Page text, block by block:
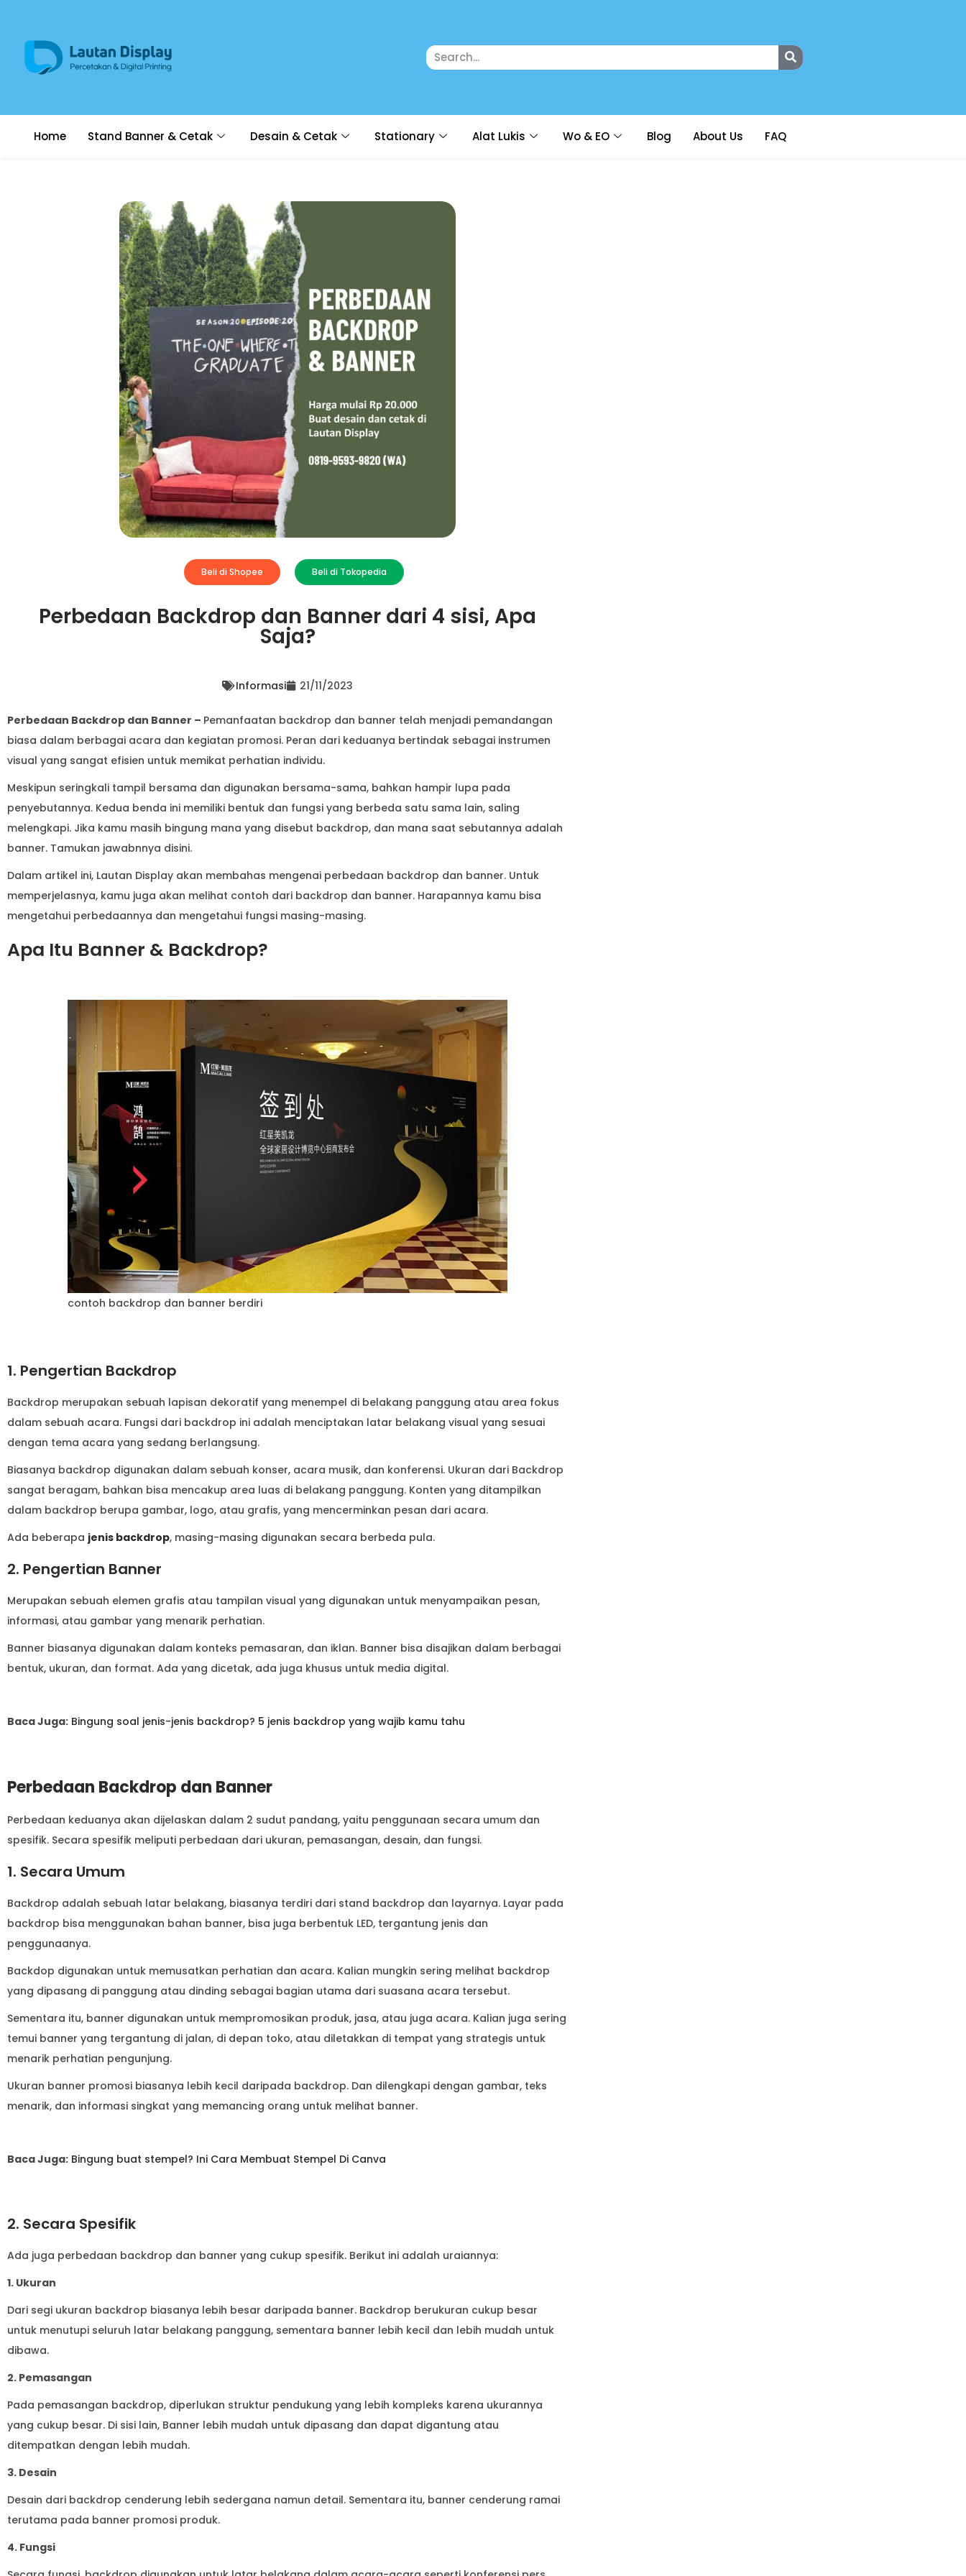
Home Stand Banner & Cetak Desain & Cetak Stationary Alat Lukis Wo & EO Blog About Us FAQ
Beli di Shopee Beli di Tokopedia
Perbedaan Backdrop dan Banner dari 4 sisi, Apa
Saja?
Informasi 21/11/2023
Perbedaan Backdrop dan Banner – Pemanfaatan backdrop dan banner telah menjadi pemandangan
biasa dalam berbagai acara dan kegiatan promosi. Peran dari keduanya bertindak sebagai instrumen
visual yang sangat efisien untuk memikat perhatian individu.
Meskipun seringkali tampil bersama dan digunakan bersama-sama, bahkan hampir lupa pada
penyebutannya. Kedua benda ini memiliki bentuk dan fungsi yang berbeda satu sama lain, saling
melengkapi. Jika kamu masih bingung mana yang disebut backdrop, dan mana saat sebutannya adalah
banner. Tamukan jawabnnya disini.
Dalam artikel ini, Lautan Display akan membahas mengenai perbedaan backdrop dan banner. Untuk
memperjelasnya, kamu juga akan melihat contoh dari backdrop dan banner. Harapannya kamu bisa
mengetahui perbedaannya dan mengetahui fungsi masing-masing.
Apa Itu Banner & Backdrop?
contoh backdrop dan banner berdiri
1. Pengertian Backdrop
Backdrop merupakan sebuah lapisan dekoratif yang menempel di belakang panggung atau area fokus
dalam sebuah acara. Fungsi dari backdrop ini adalah menciptakan latar belakang visual yang sesuai
dengan tema acara yang sedang berlangsung.
Biasanya backdrop digunakan dalam sebuah konser, acara musik, dan konferensi. Ukuran dari Backdrop
sangat beragam, bahkan bisa mencakup area luas di belakang panggung. Konten yang ditampilkan
dalam backdrop berupa gambar, logo, atau grafis, yang mencerminkan pesan dari acara.
Ada beberapa jenis backdrop, masing-masing digunakan secara berbeda pula.
2. Pengertian Banner
Merupakan sebuah elemen grafis atau tampilan visual yang digunakan untuk menyampaikan pesan,
informasi, atau gambar yang menarik perhatian.
Banner biasanya digunakan dalam konteks pemasaran, dan iklan. Banner bisa disajikan dalam berbagai
bentuk, ukuran, dan format. Ada yang dicetak, ada juga khusus untuk media digital.
Baca Juga: Bingung soal jenis-jenis backdrop? 5 jenis backdrop yang wajib kamu tahu
Perbedaan Backdrop dan Banner
Perbedaan keduanya akan dijelaskan dalam 2 sudut pandang, yaitu penggunaan secara umum dan
spesifik. Secara spesifik meliputi perbedaan dari ukuran, pemasangan, desain, dan fungsi.
1. Secara Umum
Backdrop adalah sebuah latar belakang, biasanya terdiri dari stand backdrop dan layarnya. Layar pada
backdrop bisa menggunakan bahan banner, bisa juga berbentuk LED, tergantung jenis dan
penggunaanya.
Backdop digunakan untuk memusatkan perhatian dan acara. Kalian mungkin sering melihat backdrop
yang dipasang di panggung atau dinding sebagai bagian utama dari suasana acara tersebut.
Sementara itu, banner digunakan untuk mempromosikan produk, jasa, atau juga acara. Kalian juga sering
temui banner yang tergantung di jalan, di depan toko, atau diletakkan di tempat yang strategis untuk
menarik perhatian pengunjung.
Ukuran banner promosi biasanya lebih kecil daripada backdrop. Dan dilengkapi dengan gambar, teks
menarik, dan informasi singkat yang memancing orang untuk melihat banner.
Baca Juga: Bingung buat stempel? Ini Cara Membuat Stempel Di Canva
2. Secara Spesifik
Ada juga perbedaan backdrop dan banner yang cukup spesifik. Berikut ini adalah uraiannya:
1. Ukuran
Dari segi ukuran backdrop biasanya lebih besar daripada banner. Backdrop berukuran cukup besar
untuk menutupi seluruh latar belakang panggung, sementara banner lebih kecil dan lebih mudah untuk
dibawa.
2. Pemasangan
Pada pemasangan backdrop, diperlukan struktur pendukung yang lebih kompleks karena ukurannya
yang cukup besar. Di sisi lain, Banner lebih mudah untuk dipasang dan dapat digantung atau
ditempatkan dengan lebih mudah.
3. Desain
Desain dari backdrop cenderung lebih sedergana namun detail. Sementara itu, banner cenderung ramai
terutama pada banner promosi produk.
4. Fungsi